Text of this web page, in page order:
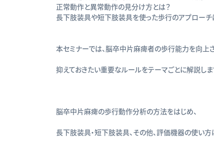
正常動作と異常動作の見分け方とは？
長下肢装具や短下肢装具を使った歩行のアプローチ
本セミナーでは、脳卒中片麻痺者の歩行能力を向上
抑えておきたい重要なルールをテーマごとに解説しま
脳卒中片麻痺の歩行動作分析の方法をはじめ、
長下肢装具・短下肢装具、その他、評価機器の使い方